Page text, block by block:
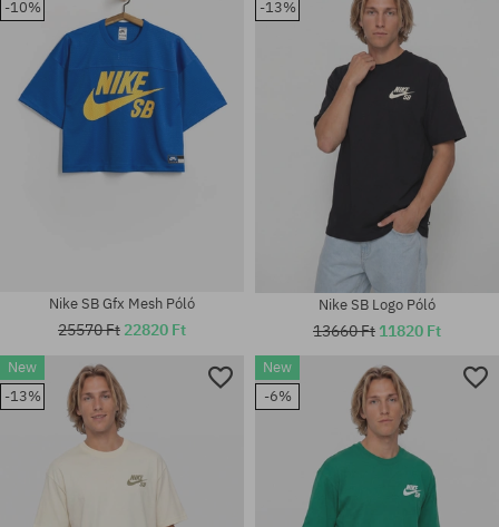
Elérhető méretek:
M; L; XL
Elérhető méretek:
Elérhető méretek:
Elérhető méretek:
-10%
Nike SB Gfx Mesh Póló
25570 Ft 22820 Ft
-13%
Nike SB Logo Póló
13660 Ft 11820 Ft
New
-13%
New
-6%